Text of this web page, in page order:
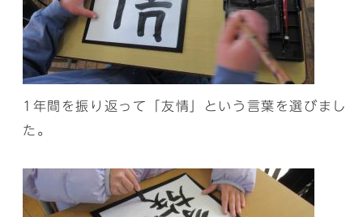
1年間を振り返って「友情」という言葉を選びまし
た。